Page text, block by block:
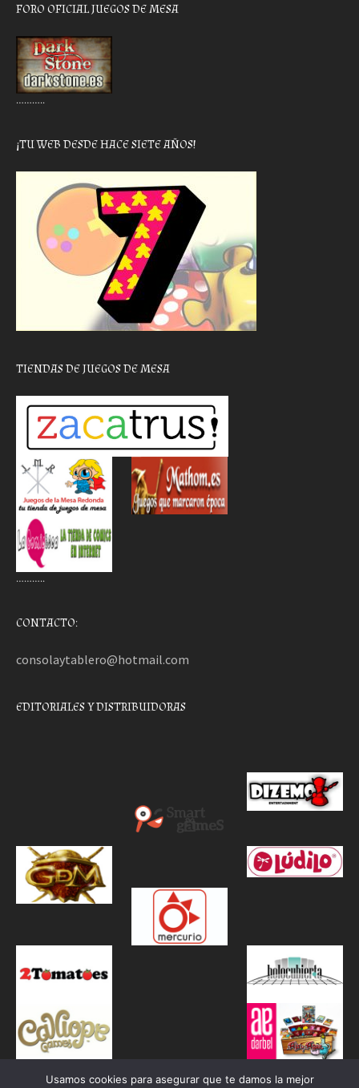
FORO OFICIAL JUEGOS DE MESA
………..
¡TU WEB DESDE HACE SIETE AÑOS!
TIENDAS DE JUEGOS DE MESA
………..
CONTACTO:
consolaytablero@hotmail.com
EDITORIALES Y DISTRIBUIDORAS
Usamos cookies para asegurar que te damos la mejor